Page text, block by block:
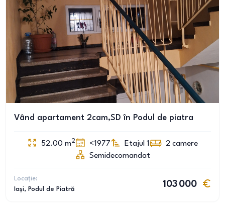
Vând apartament 2cam,SD în Podul de piatra
52.00 m2 <1977 Etajul 1 2 camere
Semidecomandat
Locație:
Iași, Podul de Piatră
103 000